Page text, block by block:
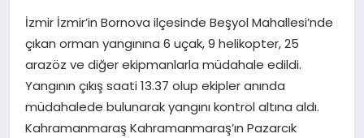
İzmir İzmir’in Bornova ilçesinde Beşyol Mahallesi’nde
çıkan orman yangınına 6 uçak, 9 helikopter, 25
arazöz ve diğer ekipmanlarla müdahale edildi.
Yangının çıkış saati 13.37 olup ekipler anında
müdahalede bulunarak yangını kontrol altına aldı.
Kahramanmaraş Kahramanmaraş’ın Pazarcık